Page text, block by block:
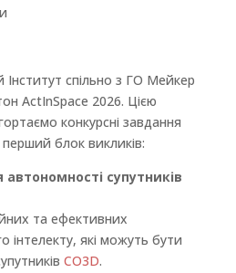
Інститут спільно з ГО Мейкер
ActInSpace 2026. Цією
конкурсні завдання
блок викликів:
автономності супутників
та ефективних
інтелекту, які можуть бути
CO3D.